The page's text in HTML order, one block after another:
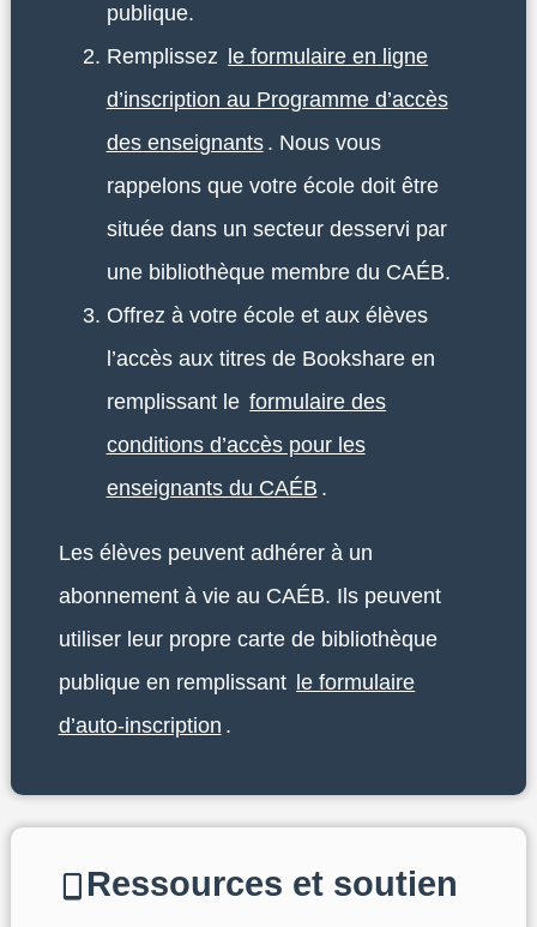
publique.
Remplissez
le formulaire en ligne
d’inscription au Programme d’accès
des enseignants . Nous vous
rappelons que votre école doit être
située dans un secteur desservi par
une bibliothèque membre du CAÉB.
Offrez à votre école et aux élèves
l’accès aux titres de Bookshare en
remplissant le formulaire des
conditions d’accès pour les
enseignants du CAÉB .
Les élèves peuvent adhérer à un
abonnement à vie au CAÉB. Ils peuvent
utiliser leur propre carte de bibliothèque
publique en remplissant le formulaire
d’auto-inscription .
Ressources et soutien